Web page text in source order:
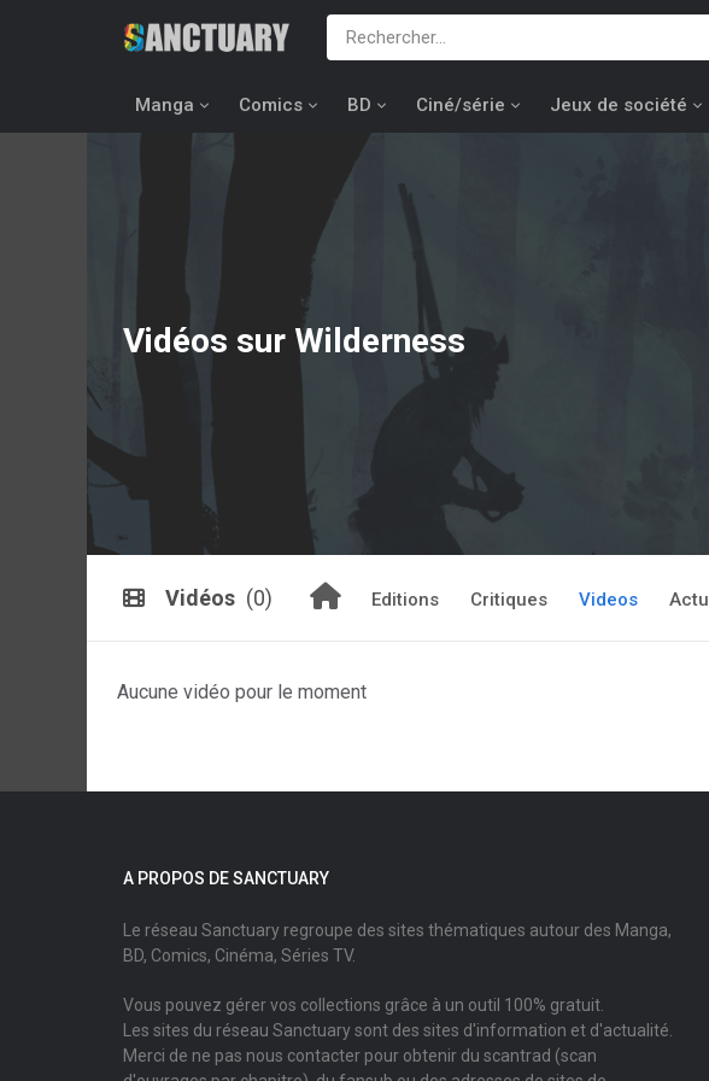
Manga Comics BD Ciné/série Jeux de société
Vidéos sur Wilderness
Vidéos (0) Editions Critiques Videos Actu
Aucune vidéo pour le moment
A PROPOS DE SANCTUARY
Le réseau Sanctuary regroupe des sites thématiques autour des Manga,
BD, Comics, Cinéma, Séries TV.
Vous pouvez gérer vos collections grâce à un outil 100% gratuit.
Les sites du réseau Sanctuary sont des sites d'information et d'actualité.
Merci de ne pas nous contacter pour obtenir du scantrad (scan